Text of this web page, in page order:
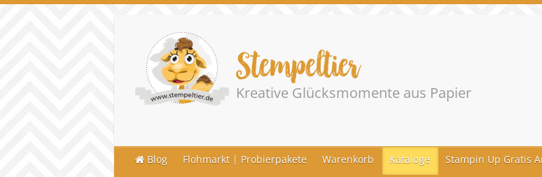
Stempeltier
Kreative Glücksmomente aus Papier
Blog Flohmarkt | Probierpakete Warenkorb Kataloge Stampin Up Gratis